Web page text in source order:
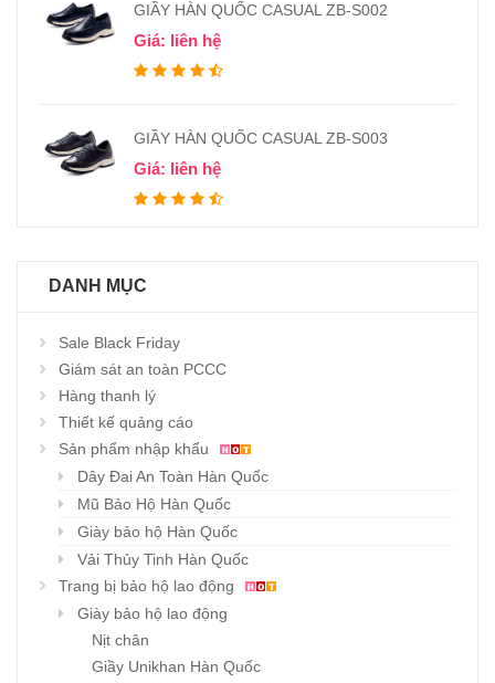
GIẦY HÀN QUỐC CASUAL ZB-S002
Giá: liên hệ
GIẦY HÀN QUỐC CASUAL ZB-S003
Giá: liên hệ
DANH MỤC
Sale Black Friday
Giám sát an toàn PCCC
Hàng thanh lý
Thiết kế quảng cáo
Sản phẩm nhập khẩu
Dây Đai An Toàn Hàn Quốc
Mũ Bảo Hộ Hàn Quốc
Giày bảo hộ Hàn Quốc
Vải Thủy Tinh Hàn Quốc
Trang bị bảo hộ lao động
Giày bảo hộ lao động
Nịt chân
Giầy Unikhan Hàn Quốc